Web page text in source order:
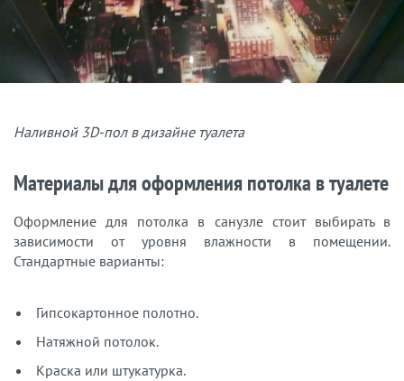
Наливной 3D-пол в дизайне туалета
Материалы для оформления потолка в туалете
Оформление для потолка в санузле стоит выбирать в
зависимости от уровня влажности в помещении.
Стандартные варианты:
Гипсокартонное полотно.
Натяжной потолок.
Краска или штукатурка.